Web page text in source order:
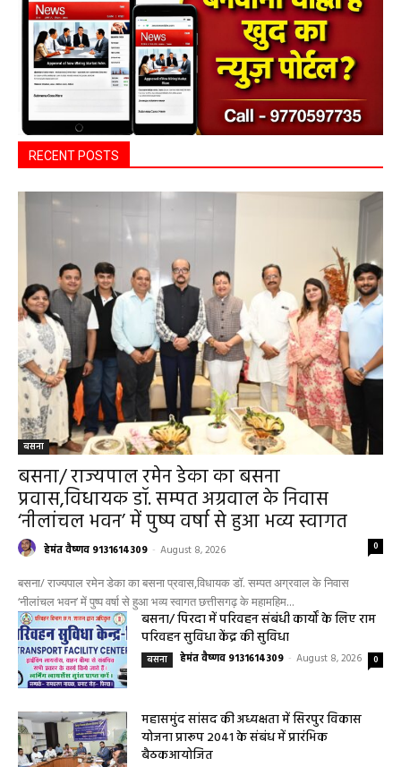
RECENT POSTS
बसना
बसना/ राज्यपाल रमेन डेका का बसना
प्रवास,विधायक डॉ. सम्पत अग्रवाल के निवास
‘नीलांचल भवन’ में पुष्प वर्षा से हुआ भव्य स्वागत
हेमंत वैष्णव 9131614309 - August 8, 2026 0
बसना/ राज्यपाल रमेन डेका का बसना प्रवास,विधायक डॉ. सम्पत अग्रवाल के निवास
‘नीलांचल भवन’ में पुष्प वर्षा से हुआ भव्य स्वागत छत्तीसगढ़ के महामहिम...
बसना/ पिरदा में परिवहन संबंधी कार्यों के लिए राम
परिवहन सुविधा केंद्र की सुविधा
बसना हेमंत वैष्णव 9131614309 - August 8, 2026 0
महासमुंद सांसद की अध्यक्षता में सिरपुर विकास
योजना प्रारूप 2041 के संबंध में प्रारंभिक
बैठकआयोजित